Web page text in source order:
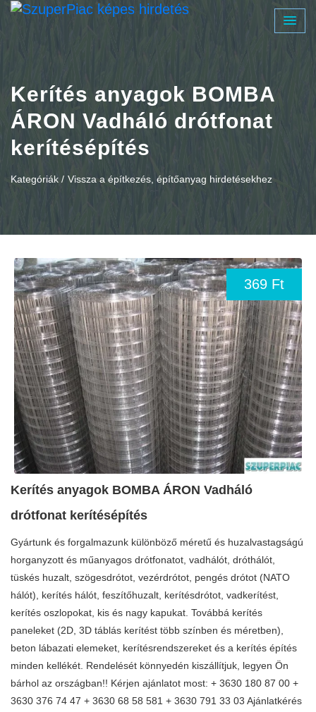
Kerítés anyagok BOMBA
ÁRON Vadháló drótfonat
kerítésépítés
Kategóriák / Vissza a építkezés, építőanyag hirdetésekhez
369 Ft
Kerítés anyagok BOMBA ÁRON Vadháló
drótfonat kerítésépítés
Gyártunk és forgalmazunk különböző méretű és huzalvastagságú
horganyzott és műanyagos drótfonatot, vadhálót, dróthálót,
tüskés huzalt, szögesdrótot, vezérdrótot, pengés drótot (NATO
hálót), kerítés hálót, feszítőhuzalt, kerítésdrótot, vadkerítést,
kerítés oszlopokat, kis és nagy kapukat. Továbbá kerítés
paneleket (2D, 3D táblás kerítést több színben és méretben),
beton lábazati elemeket, kerítésrendszereket és a kerítés építés
minden kellékét. Rendelését könnyedén kiszállítjuk, legyen Ön
bárhol az országban!! Kérjen ajánlatot most: + 3630 180 87 00 +
3630 376 74 47 + 3630 68 58 581 + 3630 791 33 03 Ajánlatkérés